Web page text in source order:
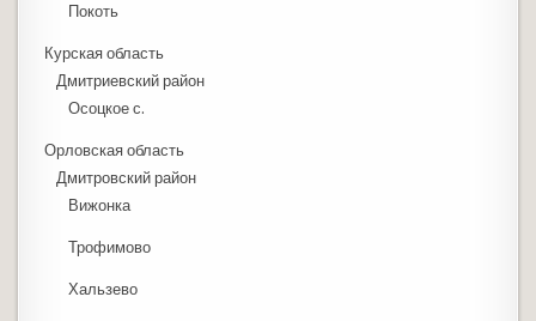
Покоть
Курская область
Дмитриевский район
Осоцкое с.
Орловская область
Дмитровский район
Вижонка
Трофимово
Хальзево